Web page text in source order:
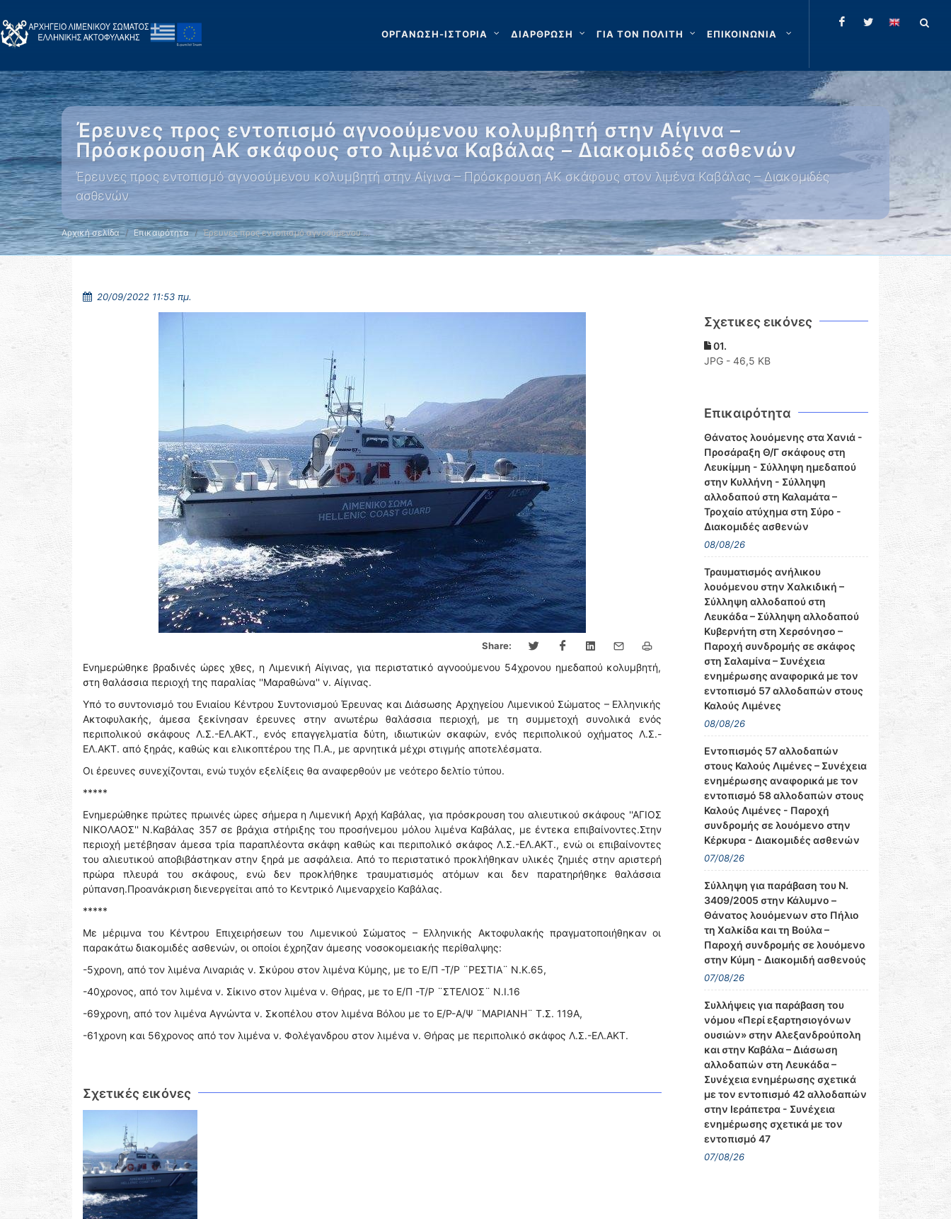
ΟΡΓΑΝΩΣΗ-ΙΣΤΟΡΙΑ ΔΙΑΡΘΡΩΣΗ ΓΙΑ ΤΟΝ ΠΟΛΙΤΗ ΕΠΙΚΟΙΝΩΝΙΑ
Έρευνες προς εντοπισμό αγνοούμενου κολυμβητή στην Αίγινα –
Πρόσκρουση ΑΚ σκάφους στο λιμένα Καβάλας – Διακομιδές ασθενών
Έρευνες προς εντοπισμό αγνοούμενου κολυμβητή στην Αίγινα – Πρόσκρουση ΑΚ σκάφους στον λιμένα Καβάλας – Διακομιδές
ασθενών
Αρχική σελίδα Επικαιρότητα Έρευνες προς εντοπισμό αγνοούμενου …
20/09/2022 11:53 πμ.
Share:
Ενημερώθηκε βραδινές ώρες χθες, η Λιμενική Αίγινας, για περιστατικό αγνοούμενου 54χρονου ημεδαπού κολυμβητή,
στη θαλάσσια περιοχή της παραλίας ''Μαραθώνα'' ν. Αίγινας.
Υπό το συντονισμό του Ενιαίου Κέντρου Συντονισμού Έρευνας και Διάσωσης Αρχηγείου Λιμενικού Σώματος – Ελληνικής
Ακτοφυλακής, άμεσα ξεκίνησαν έρευνες στην ανωτέρω θαλάσσια περιοχή, με τη συμμετοχή συνολικά ενός
περιπολικού σκάφους Λ.Σ.-ΕΛ.ΑΚΤ., ενός επαγγελματία δύτη, ιδιωτικών σκαφών, ενός περιπολικού οχήματος Λ.Σ.-
ΕΛ.ΑΚΤ. από ξηράς, καθώς και ελικοπτέρου της Π.Α., με αρνητικά μέχρι στιγμής αποτελέσματα.
Οι έρευνες συνεχίζονται, ενώ τυχόν εξελίξεις θα αναφερθούν με νεότερο δελτίο τύπου.
*****
Ενημερώθηκε πρώτες πρωινές ώρες σήμερα η Λιμενική Αρχή Καβάλας, για πρόσκρουση του αλιευτικού σκάφους ''ΑΓΙΟΣ
ΝΙΚΟΛΑΟΣ'' Ν.Καβάλας 357 σε βράχια στήριξης του προσήνεμου μόλου λιμένα Καβάλας, με έντεκα επιβαίνοντες.Στην
περιοχή μετέβησαν άμεσα τρία παραπλέοντα σκάφη καθώς και περιπολικό σκάφος Λ.Σ.-ΕΛ.ΑΚΤ., ενώ οι επιβαίνοντες
του αλιευτικού αποβιβάστηκαν στην ξηρά με ασφάλεια. Από το περιστατικό προκλήθηκαν υλικές ζημιές στην αριστερή
πρώρα πλευρά του σκάφους, ενώ δεν προκλήθηκε τραυματισμός ατόμων και δεν παρατηρήθηκε θαλάσσια
ρύπανση.Προανάκριση διενεργείται από το Κεντρικό Λιμεναρχείο Καβάλας.
*****
Με μέριμνα του Κέντρου Επιχειρήσεων του Λιμενικού Σώματος – Ελληνικής Ακτοφυλακής πραγματοποιήθηκαν οι
παρακάτω διακομιδές ασθενών, οι οποίοι έχρηζαν άμεσης νοσοκομειακής περίθαλψης:
-5χρονη, από τον λιμένα Λιναριάς ν. Σκύρου στον λιμένα Κύμης, με το Ε/Π -Τ/Ρ ¨ΡΕΣΤΙΑ¨ Ν.Κ.65,
-40χρονος, από τον λιμένα ν. Σίκινο στον λιμένα ν. Θήρας, με το Ε/Π -Τ/Ρ ¨ΣΤΕΛΙΟΣ¨ Ν.Ι.16
-69χρονη, από τον λιμένα Αγνὠντα ν. Σκοπέλου στον λιμένα Βόλου με το Ε/Ρ-Α/Ψ ¨ΜΑΡΙΑΝΗ¨ Τ.Σ. 119Α,
-61χρονη και 56χρονος από τον λιμένα ν. Φολέγανδρου στον λιμένα ν. Θήρας με περιπολικό σκάφος Λ.Σ.-ΕΛ.ΑΚΤ.
Σχετικές εικόνες
Σχετικες εικόνες
01.
JPG - 46,5 KB
Επικαιρότητα
Θάνατος λουόμενης στα Χανιά -
Προσάραξη Θ/Γ σκάφους στη
Λευκίμμη - Σύλληψη ημεδαπού
στην Κυλλήνη - Σύλληψη
αλλοδαπού στη Καλαμάτα –
Τροχαίο ατύχημα στη Σύρο -
Διακομιδές ασθενών
08/08/26
Τραυματισμός ανήλικου
λουόμενου στην Χαλκιδική –
Σύλληψη αλλοδαπού στη
Λευκάδα – Σύλληψη αλλοδαπού
Κυβερνήτη στη Χερσόνησο –
Παροχή συνδρομής σε σκάφος
στη Σαλαμίνα – Συνέχεια
ενημέρωσης αναφορικά με τον
εντοπισμό 57 αλλοδαπών στους
Καλούς Λιμένες
08/08/26
Εντοπισμός 57 αλλοδαπών
στους Καλούς Λιμένες – Συνέχεια
ενημέρωσης αναφορικά με τον
εντοπισμό 58 αλλοδαπών στους
Καλούς Λιμένες - Παροχή
συνδρομής σε λουόμενο στην
Κέρκυρα - Διακομιδές ασθενών
07/08/26
Σύλληψη για παράβαση του Ν.
3409/2005 στην Κάλυμνο –
Θάνατος λουόμενων στο Πήλιο
τη Χαλκίδα και τη Βούλα –
Παροχή συνδρομής σε λουόμενο
στην Κύμη - Διακομιδή ασθενούς
07/08/26
Συλλήψεις για παράβαση του
νόμου «Περί εξαρτησιογόνων
ουσιών» στην Αλεξανδρούπολη
και στην Καβάλα – Διάσωση
αλλοδαπών στη Λευκάδα –
Συνέχεια ενημέρωσης σχετικά
με τον εντοπισμό 42 αλλοδαπών
στην Ιεράπετρα - Συνέχεια
ενημέρωσης σχετικά με τον
εντοπισμό 47
07/08/26